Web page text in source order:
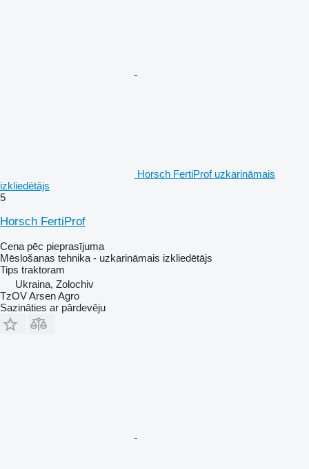
Horsch FertiProf uzkarināmais
izkliedētājs
5
Horsch FertiProf
Cena pēc pieprasījuma
Mēslošanas tehnika - uzkarināmais izkliedētājs
Tips traktoram
Ukraina, Zolochiv
TzOV Arsen Agro
Sazināties ar pārdevēju